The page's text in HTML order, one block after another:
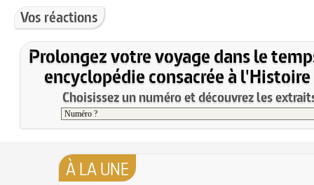
Vos réactions
Prolongez votre voyage dans le
encyclopédie consacrée à l'Histoire
Choisissez un numéro et découvrez les
À LA UNE